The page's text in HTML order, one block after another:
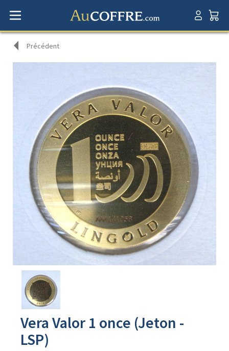
Précédent
Avers
produit
Vera Valor 1 once (Jeton -
LSP)